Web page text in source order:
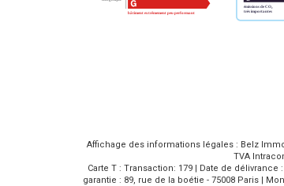
Affichage des informations légales : Belz
TVA
Carte T : Transaction: 179 | Date de délivrance
garantie : 89, rue de la boétie - 75008 Paris |